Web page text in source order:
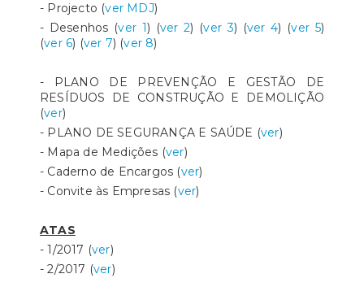
- Projecto (ver MDJ)
- Desenhos (ver 1) (ver 2) (ver 3) (ver 4) (ver 5)
(ver 6) (ver 7) (ver 8)
- PLANO DE PREVENÇÃO E GESTÃO DE
RESÍDUOS DE CONSTRUÇÃO E DEMOLIÇÃO
(ver)
- PLANO DE SEGURANÇA E SAÚDE (ver)
- Mapa de Medições (ver)
- Caderno de Encargos (ver)
- Convite às Empresas (ver)
ATAS
- 1/2017 (ver)
- 2/2017 (ver)